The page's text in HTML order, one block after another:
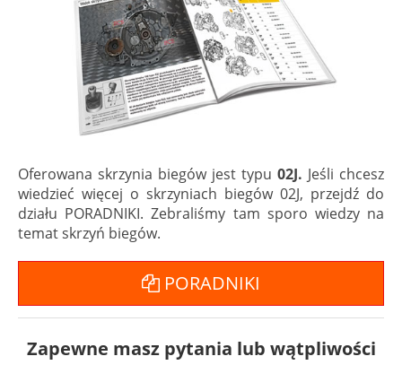
Oferowana skrzynia biegów jest typu 02J. Jeśli chcesz
wiedzieć więcej o skrzyniach biegów 02J, przejdź do
działu PORADNIKI. Zebraliśmy tam sporo wiedzy na
temat skrzyń biegów.
PORADNIKI
Zapewne masz pytania lub wątpliwości